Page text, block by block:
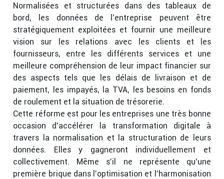
Normalisées et structurées dans des tableaux de
bord, les données de l’entreprise peuvent être
stratégiquement exploitées et fournir une meilleure
vision sur les relations avec les clients et les
fournisseurs, entre les différents services et une
meilleure compréhension de leur impact financier sur
des aspects tels que les délais de livraison et de
paiement, les impayés, la TVA, les besoins en fonds
de roulement et la situation de trésorerie.
Cette réforme est pour les entreprises une très bonne
occasion d’accélérer la transformation digitale à
travers la normalisation et la structuration de leurs
données. Elles y gagneront individuellement et
collectivement. Même s’il ne représente qu’une
première brique dans l’optimisation et l’harmonisation